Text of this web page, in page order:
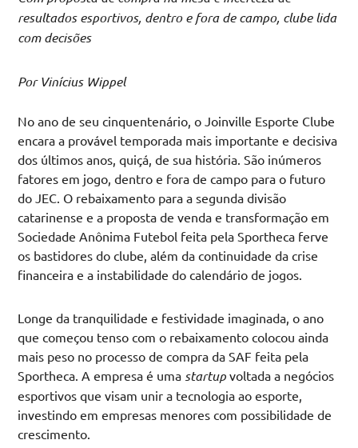
resultados esportivos, dentro e fora de campo, clube lida
com decisões
Por Vinícius Wippel
No ano de seu cinquentenário, o Joinville Esporte Clube
encara a provável temporada mais importante e decisiva
dos últimos anos, quiçá, de sua história. São inúmeros
fatores em jogo, dentro e fora de campo para o futuro
do JEC. O rebaixamento para a segunda divisão
catarinense e a proposta de venda e transformação em
Sociedade Anônima Futebol feita pela Sportheca ferve
os bastidores do clube, além da continuidade da crise
financeira e a instabilidade do calendário de jogos.
Longe da tranquilidade e festividade imaginada, o ano
que começou tenso com o rebaixamento colocou ainda
mais peso no processo de compra da SAF feita pela
Sportheca. A empresa é uma startup voltada a negócios
esportivos que visam unir a tecnologia ao esporte,
investindo em empresas menores com possibilidade de
crescimento.